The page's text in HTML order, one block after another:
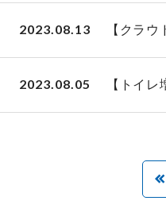
2023.08.13 【クラ
2023.08.05 【トイ